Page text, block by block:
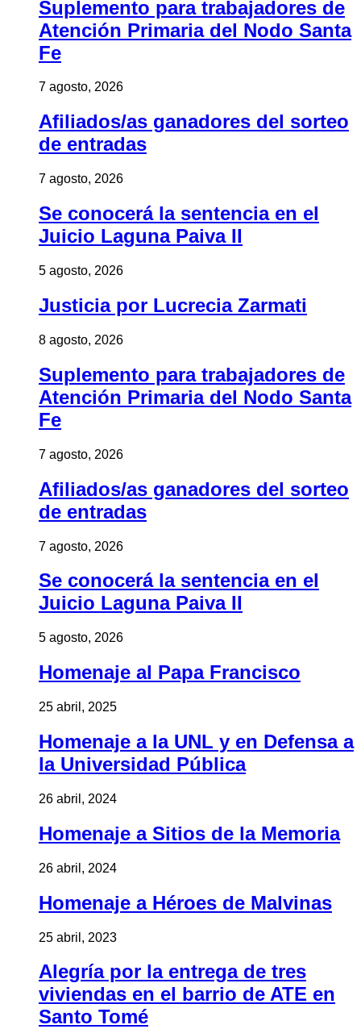
Suplemento para trabajadores de
Atención Primaria del Nodo Santa
Fe
7 agosto, 2026
Afiliados/as ganadores del sorteo
de entradas
7 agosto, 2026
Se conocerá la sentencia en el
Juicio Laguna Paiva II
5 agosto, 2026
Justicia por Lucrecia Zarmati
8 agosto, 2026
Suplemento para trabajadores de
Atención Primaria del Nodo Santa
Fe
7 agosto, 2026
Afiliados/as ganadores del sorteo
de entradas
7 agosto, 2026
Se conocerá la sentencia en el
Juicio Laguna Paiva II
5 agosto, 2026
Homenaje al Papa Francisco
25 abril, 2025
Homenaje a la UNL y en Defensa a
la Universidad Pública
26 abril, 2024
Homenaje a Sitios de la Memoria
26 abril, 2024
Homenaje a Héroes de Malvinas
25 abril, 2023
Alegría por la entrega de tres
viviendas en el barrio de ATE en
Santo Tomé